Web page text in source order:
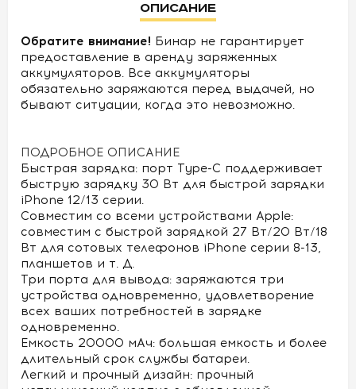
НАС
КОНТАКТЫ
Описание
Обратите внимание! Бинар не гарантирует
предоставление в аренду заряженных
аккумуляторов. Все аккумуляторы
обязательно заряжаются перед выдачей, но
бывают ситуации, когда это невозможно.
ПОДРОБНОЕ ОПИСАНИЕ
Быстрая зарядка: порт Type-C поддерживает
быструю зарядку 30 Вт для быстрой зарядки
iPhone 12/13 серии.
Совместим со всеми устройствами Apple:
совместим с быстрой зарядкой 27 Вт/20 Вт/18
Вт для сотовых телефонов iPhone серии 8-13,
планшетов и т. Д.
Три порта для вывода: заряжаются три
устройства одновременно, удовлетворение
всех ваших потребностей в зарядке
одновременно.
Емкость 20000 мАч: большая емкость и более
длительный срок службы батареи.
Легкий и прочный дизайн: прочный